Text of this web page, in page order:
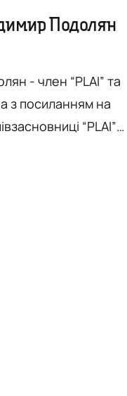
Подолян
- член “PLAI” та
“PLAI”
культурних
був одним з творців